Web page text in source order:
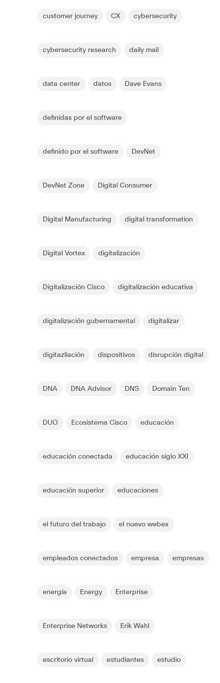
customer journey CX cybersecurity
cybersecurity research daily mail
data center datos Dave Evans
definidas por el software
definido por el software DevNet
DevNet Zone Digital Consumer
Digital Manufacturing digital transformation
Digital Vortex digitalización
Digitalización Cisco digitalización educativa
digitalización gubernamental digitalizar
digitazliación dispositivos disrupción digital
DNA DNA Advisor DNS Domain Ten
DUO Ecosistema Cisco educación
educación conectada educación siglo XXI
educación superior educaciones
el futuro del trabajo el nuevo webex
empleados conectados empresa empresas
energía Energy Enterprise
Enterprise Networks Erik Wahl
escritorio virtual estudiantes estudio